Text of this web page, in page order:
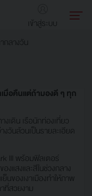
เข้าสู่ระบบ
กลางวัน
มื่อคืนแต่ถ้ามองดี ๆ ทุก
เดิน เรือนักท่องเที่ยว
วันล้วนเป็นรายละเอียด
III พร้อมฟิลเตอร์
งแสงและสีในช่วงกลาง
นของเงาเมืองทำให้ภาพ
ที่สวยงาม